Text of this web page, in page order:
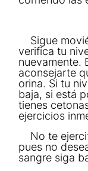
Sigue
verifica tu
nuevamente.
aconsejarte
orina. Si tu
baja, si está
tienes
ejercicios
No te
pues no
sangre siga